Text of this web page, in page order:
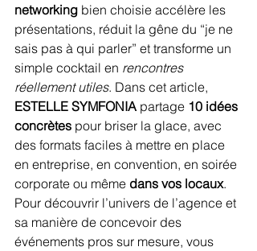
networking bien choisie accélère les
présentations, réduit la gêne du “je ne
sais pas à qui parler” et transforme un
simple cocktail en rencontres
réellement utiles. Dans cet article,
ESTELLE SYMFONIA partage 10 idées
concrètes pour briser la glace, avec
des formats faciles à mettre en place
en entreprise, en convention, en soirée
corporate ou même dans vos locaux.
Pour découvrir l’univers de l’agence et
sa manière de concevoir des
événements pros sur mesure, vous